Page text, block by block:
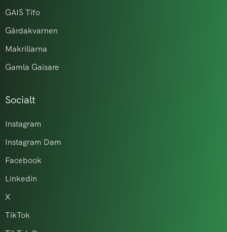
GAIS Tifo
Gårdakvarnen
Makrillarna
Gamla Gaisare
Socialt
Instagram
Instagram Dam
Facebook
Linkedin
X
TikTok